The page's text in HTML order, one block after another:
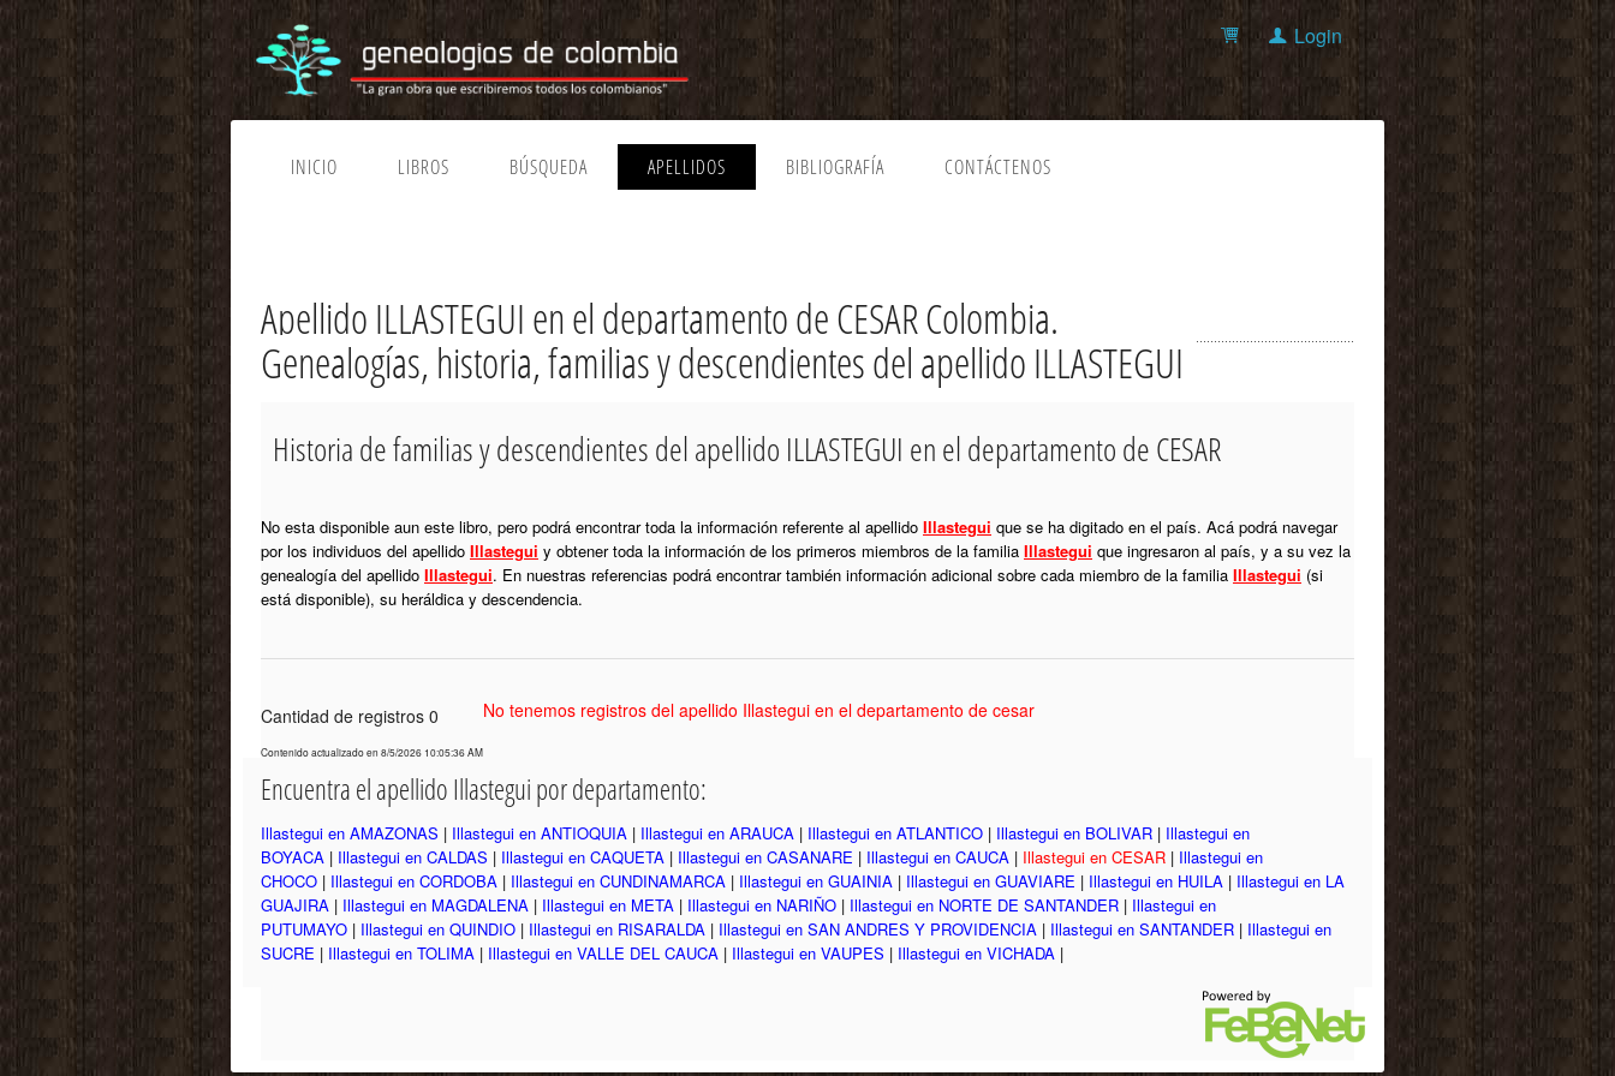
Login
INICIO LIBROS BÚSQUEDA APELLIDOS BIBLIOGRAFÍA CONTÁCTENOS
Apellido ILLASTEGUI en el departamento de CESAR Colombia.
Genealogías, historia, familias y descendientes del apellido ILLASTEGUI
Historia de familias y descendientes del apellido ILLASTEGUI en el departamento de CESAR
No esta disponible aun este libro, pero podrá encontrar toda la información referente al apellido Illastegui que se ha digitado en el país. Acá podrá navegar
por los individuos del apellido Illastegui y obtener toda la información de los primeros miembros de la familia Illastegui que ingresaron al país, y a su vez la
genealogía del apellido Illastegui. En nuestras referencias podrá encontrar también información adicional sobre cada miembro de la familia Illastegui (si
está disponible), su heráldica y descendencia.
No tenemos registros del apellido Illastegui en el departamento de cesar
Cantidad de registros 0
Contenido actualizado en 8/5/2026 10:05:36 AM
Encuentra el apellido Illastegui por departamento:
Illastegui en AMAZONAS | Illastegui en ANTIOQUIA | Illastegui en ARAUCA | Illastegui en ATLANTICO | Illastegui en BOLIVAR | Illastegui en
BOYACA | Illastegui en CALDAS | Illastegui en CAQUETA | Illastegui en CASANARE | Illastegui en CAUCA | Illastegui en CESAR | Illastegui en
CHOCO | Illastegui en CORDOBA | Illastegui en CUNDINAMARCA | Illastegui en GUAINIA | Illastegui en GUAVIARE | Illastegui en HUILA | Illastegui en LA
GUAJIRA | Illastegui en MAGDALENA | Illastegui en META | Illastegui en NARIÑO | Illastegui en NORTE DE SANTANDER | Illastegui en
PUTUMAYO | Illastegui en QUINDIO | Illastegui en RISARALDA | Illastegui en SAN ANDRES Y PROVIDENCIA | Illastegui en SANTANDER | Illastegui en
SUCRE | Illastegui en TOLIMA | Illastegui en VALLE DEL CAUCA | Illastegui en VAUPES | Illastegui en VICHADA |